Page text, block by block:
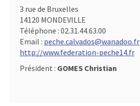
3 rue de Bruxelles
14120 MONDEVILLE
Téléphone : 02.31.44.63.00
Email : peche.calvados@wanadoo.fr
http://www.federation-peche14.fr
Président : GOMES Christian